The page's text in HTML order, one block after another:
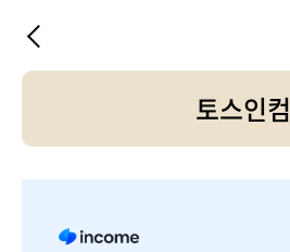
이
토스인컴